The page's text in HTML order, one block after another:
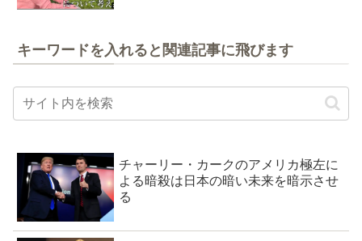
キーワードを入れると関連記事に飛びます
チャーリー・カークのアメリカ極左に
よる暗殺は日本の暗い未来を暗示させ
る